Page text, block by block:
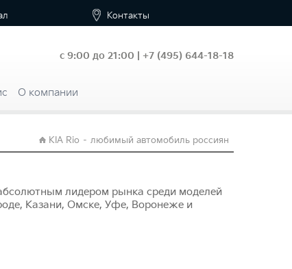
Контакты
с 9:00 до 21:00 | +7 (495) 644-18-18
О компании
KIA Rio – любимый автомобиль россиян
лидером рынка среди моделей
Казани, Омске, Уфе, Воронеже и